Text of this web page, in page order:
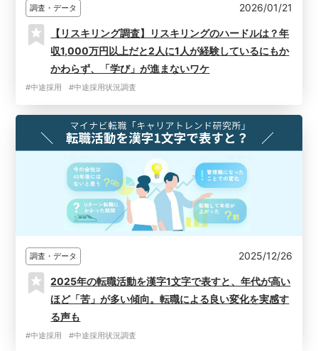
調査・データ 2026/01/21
【リスキリング調査】リスキリングのハードルは？年
収1,000万円以上だと2人に1人が経験しているにもか
かわらず、「学び」が進まないワケ
#中途採用 #中途採用状況調査
調査・データ 2025/12/26
2025年の転職活動を漢字1文字で表すと、年代が高い
ほど「苦」が多い傾向。転職による良い変化を実感す
る声も
#中途採用 #中途採用状況調査